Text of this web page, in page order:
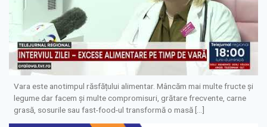
Vara este anotimpul răsfățului alimentar. Mâncăm mai multe fructe și
legume dar facem și multe compromisuri, grătare frecvente, carne
grasă, sosurile sau fast-food-ul transformă o masă […]